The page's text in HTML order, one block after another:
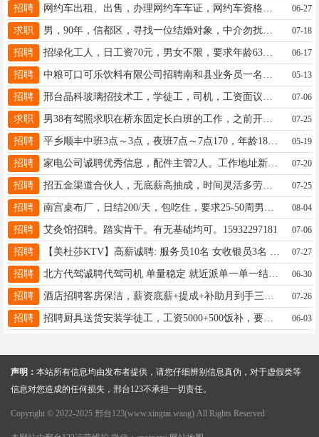
招聘 网约车出租、出售，办理网约车车证，网约车资格证。白户、花户均可办理。详情咨询18732987359 06-27
求职 男，90年，信都区，寻找一位结婚对象，中介勿扰，骗子勿扰！V19273049197 07-18
招聘 招绿化工人，日工资70元，男女不限，要求年龄63岁以内，身体健康，联系电话15532986791 06-17
招聘 05-13
招聘 07-06
求职 男38有驾照求职在桥东固定长白班的工作，之前开过出租，物流开过车，18403294520 07-25
招聘 平乡顺丰中班3点～3点，夜班7点～7点170，年龄18～55岁，电话15732998391 05-19
招聘 家电公司诚聘优秀信息，配件主管2人。工作地址新京都东区。要求爱岗尽责为人正直。3000-4500。15303391922 07-20
招聘 招五金渠道合伙人，无底薪高抽成，时间灵活多劳多得，你只负责卖货拿钱即可。工作区域邢台五金店市场。15632975397 07-25
招聘 08-04
招聘 艾灸馆招聘。踏实肯干。有无基础均可。15932297181 07-06
招聘 07-27
招聘 北方代驾诚聘代驾司机 单量稳定 就近派单一单一结 零费用入职 日均收入150-300+有意咨询19331991872同微 06-30
招聘 07-26
招聘 招聘厨具送货安装学徒工，工资5000+500饭补，要求男，25-40岁，会开车，万民市场附近，15131332222 06-03
声明： 本站所有信息均由发布者提供，请您仔细辨别信息真伪，对于虚假类等
信息对您造成的任何损失，邢台123不承担一切责任。
Copyright © 2022-2025 邢台123(www.xingtai.wang) All Rights Reserved.